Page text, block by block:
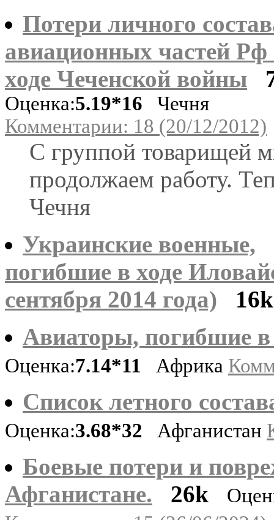
Потери личного
авиационных частей Рф
ходе Чеченской войны
Оценка:5.19*16 Чечня
Комментарии: 18 (20/12/2012)
С группой товарищей
продолжаем работу.
Чечня
Украинские военные,
погибшие в ходе
сентября 2014 года)
16k
Авиаторы, погибшие в
Оценка:7.14*11 Африка
Список летного
Оценка:3.68*32 Афганистан
Боевые потери и
Афганистане.
26k